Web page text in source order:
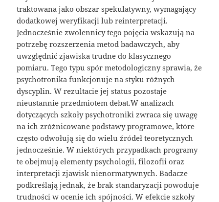
traktowana jako obszar spekulatywny, wymagający
dodatkowej weryfikacji lub reinterpretacji.
Jednocześnie zwolennicy tego pojęcia wskazują na
potrzebę rozszerzenia metod badawczych, aby
uwzględnić zjawiska trudne do klasycznego
pomiaru. Tego typu spór metodologiczny sprawia, że
psychotronika funkcjonuje na styku różnych
dyscyplin. W rezultacie jej status pozostaje
nieustannie przedmiotem debat.W analizach
dotyczących szkoły psychotroniki zwraca się uwagę
na ich zróżnicowane podstawy programowe, które
często odwołują się do wielu źródeł teoretycznych
jednocześnie. W niektórych przypadkach programy
te obejmują elementy psychologii, filozofii oraz
interpretacji zjawisk nienormatywnych. Badacze
podkreślają jednak, że brak standaryzacji powoduje
trudności w ocenie ich spójności. W efekcie szkoły